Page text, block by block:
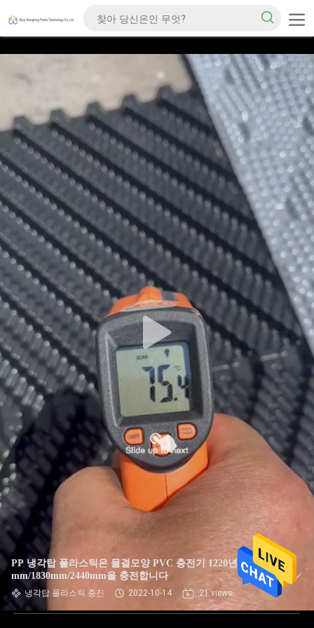
PP 냉각탑 플라스틱은 물결모양 PVC 충전기 1220년
mm/1830mm/2440mm을 충전합니다
냉각탑 플라스틱 충진 2022-10-14 21 views